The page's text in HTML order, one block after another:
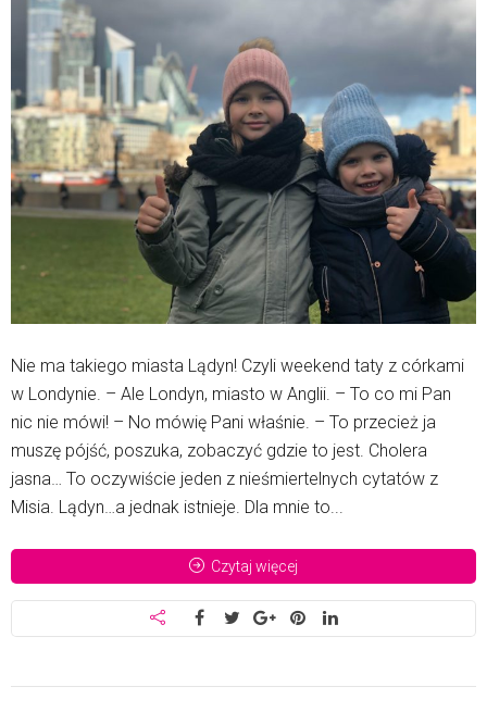
Nie ma takiego miasta Lądyn! Czyli weekend taty z córkami
w Londynie. – Ale Londyn, miasto w Anglii. – To co mi Pan
nic nie mówi! – No mówię Pani właśnie. – To przecież ja
muszę pójść, poszuka, zobaczyć gdzie to jest. Cholera
jasna… To oczywiście jeden z nieśmiertelnych cytatów z
Misia. Lądyn…a jednak istnieje. Dla mnie to...
Czytaj więcej